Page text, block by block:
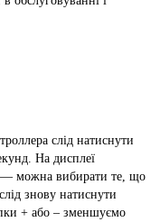
слід натиснути
На дисплеї
― можна вибирати те, що
знову натиснути
+ або – зменшуємо